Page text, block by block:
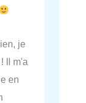
je
Il m'a
en